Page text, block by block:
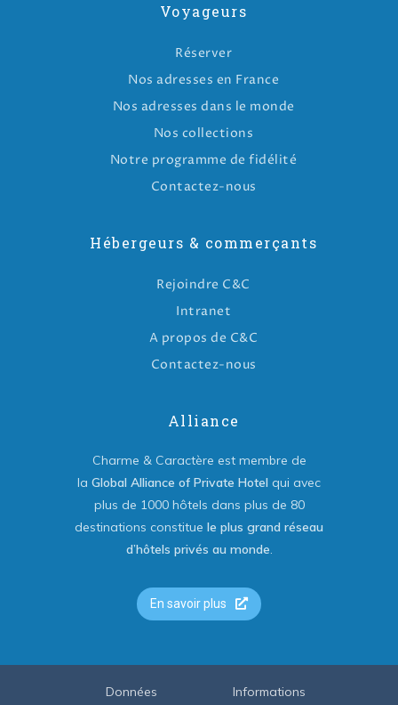
Voyageurs
Réserver
Nos adresses en France
Nos adresses dans le monde
Nos collections
Notre programme de fidélité
Contactez-nous
Hébergeurs & commerçants
Rejoindre C&C
Intranet
A propos de C&C
Contactez-nous
Alliance
Charme & Caractère est membre de
la Global Alliance of Private Hotel qui avec
plus de 1000 hôtels dans plus de 80
destinations constitue le plus grand réseau
d’hôtels privés au monde.
En savoir plus
Données
Informations